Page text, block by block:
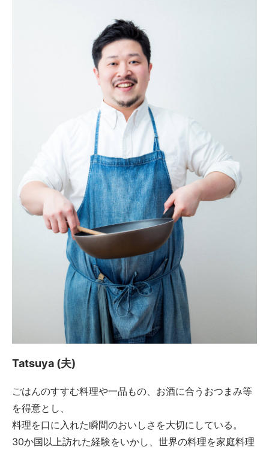
Tatsuya (夫)
ごはんのすすむ料理や一品もの、お酒に合うおつまみ等
を得意とし、
料理を口に入れた瞬間のおいしさを大切にしている。
30か国以上訪れた経験をいかし、世界の料理を家庭料理